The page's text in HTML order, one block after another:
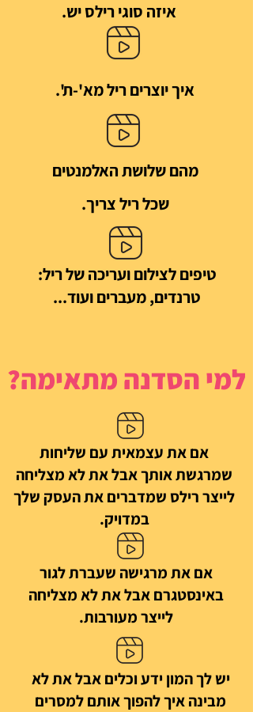
איזה סוגי רילס יש.
איך יוצרים ריל מא'-ת'.
מהם שלושת האלמנטים
שכל ריל צריך.
טיפים לצילום ועריכה של ריל:
טרנדים, מעברים ועוד...
למי הסדנה מתאימה?
אם את עצמאית עם שליחות
שמרגשת אותך אבל את לא מצליחה
לייצר רילס שמדברים את העסק שלך
במדויק.
אם את מרגישה שעברת לגור
באינסטגרם אבל את לא מצליחה
לייצר מעורבות.
יש לך המון ידע וכלים אבל את לא
מבינה איך להפוך אותם למסרים